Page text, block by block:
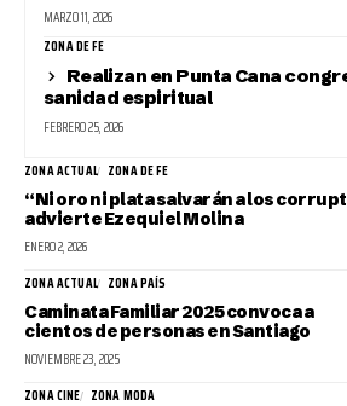
MARZO 11, 2026
ZONA DE FE
Realizan en Punta Cana
sanidad espiritual
FEBRERO 25, 2026
ZONA ACTUAL ZONA DE FE
“Ni oro ni plata salvarán a los
advierte Ezequiel Molina
ENERO 2, 2026
ZONA ACTUAL ZONA PAÍS
Caminata Familiar 2025 convoca a
cientos de personas en Santiago
NOVIEMBRE 23, 2025
ZONA CINE ZONA MODA